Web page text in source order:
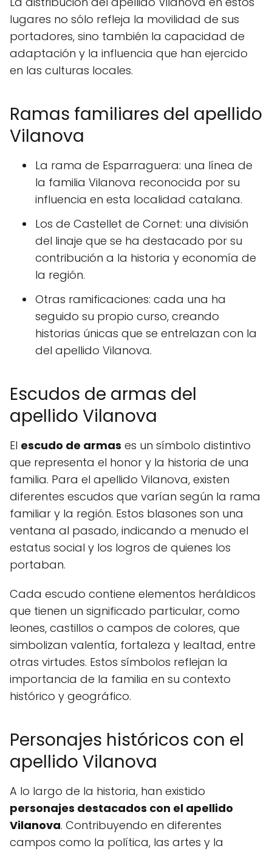
lugares no sólo refleja la movilidad de sus
portadores, sino también la capacidad de
adaptación y la influencia que han ejercido
en las culturas locales.
Ramas familiares del apellido
Vilanova
La rama de Esparraguera: una línea de
la familia Vilanova reconocida por su
influencia en esta localidad catalana.
Los de Castellet de Cornet: una división
del linaje que se ha destacado por su
contribución a la historia y economía de
la región.
Otras ramificaciones: cada una ha
seguido su propio curso, creando
historias únicas que se entrelazan con la
del apellido Vilanova.
Escudos de armas del
apellido Vilanova
El escudo de armas es un símbolo distintivo
que representa el honor y la historia de una
familia. Para el apellido Vilanova, existen
diferentes escudos que varían según la rama
familiar y la región. Estos blasones son una
ventana al pasado, indicando a menudo el
estatus social y los logros de quienes los
portaban.
Cada escudo contiene elementos heráldicos
que tienen un significado particular, como
leones, castillos o campos de colores, que
simbolizan valentía, fortaleza y lealtad, entre
otras virtudes. Estos símbolos reflejan la
importancia de la familia en su contexto
histórico y geográfico.
Personajes históricos con el
apellido Vilanova
A lo largo de la historia, han existido
personajes destacados con el apellido
Vilanova. Contribuyendo en diferentes
campos como la política, las artes y la